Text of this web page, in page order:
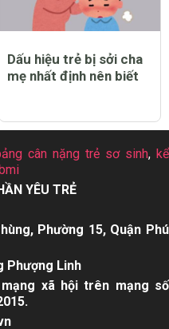
Dấu hiệu trẻ bị sởi cha
mẹ nhất định nên biết
cân nặng trẻ sơ sinh, kể
YÊU TRẺ
Phường 15, Quận Phú
Phượng Linh
xã hội trên mạng số